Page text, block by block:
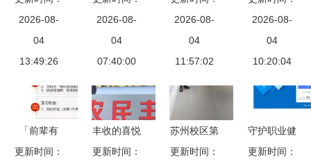
创业教育宣
传月活动圆
满闭幕
2026-08-
04
13:49:26
企业黑名单
长治市11起
不法行为引
2026-08-
04
07:40:00
学历辨析与
职业攻略
2026-08-
04
11:57:02
愿缴存使用
住房公积金
全国率先
2026-08-
04
10:20:04
「前辈有
约」人文社
更新时间：
丰收的喜悦
与振兴的脉
更新时间：
苏州校区第
六期“职海
更新时间：
守护职业健
康 我们在
更新时间：